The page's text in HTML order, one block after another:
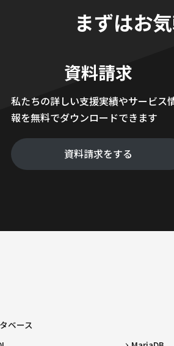
まずはお
資料請求
私たちの詳しい支援実績やサービス
報を無料でダウンロードできます
資料請求をする
ベース